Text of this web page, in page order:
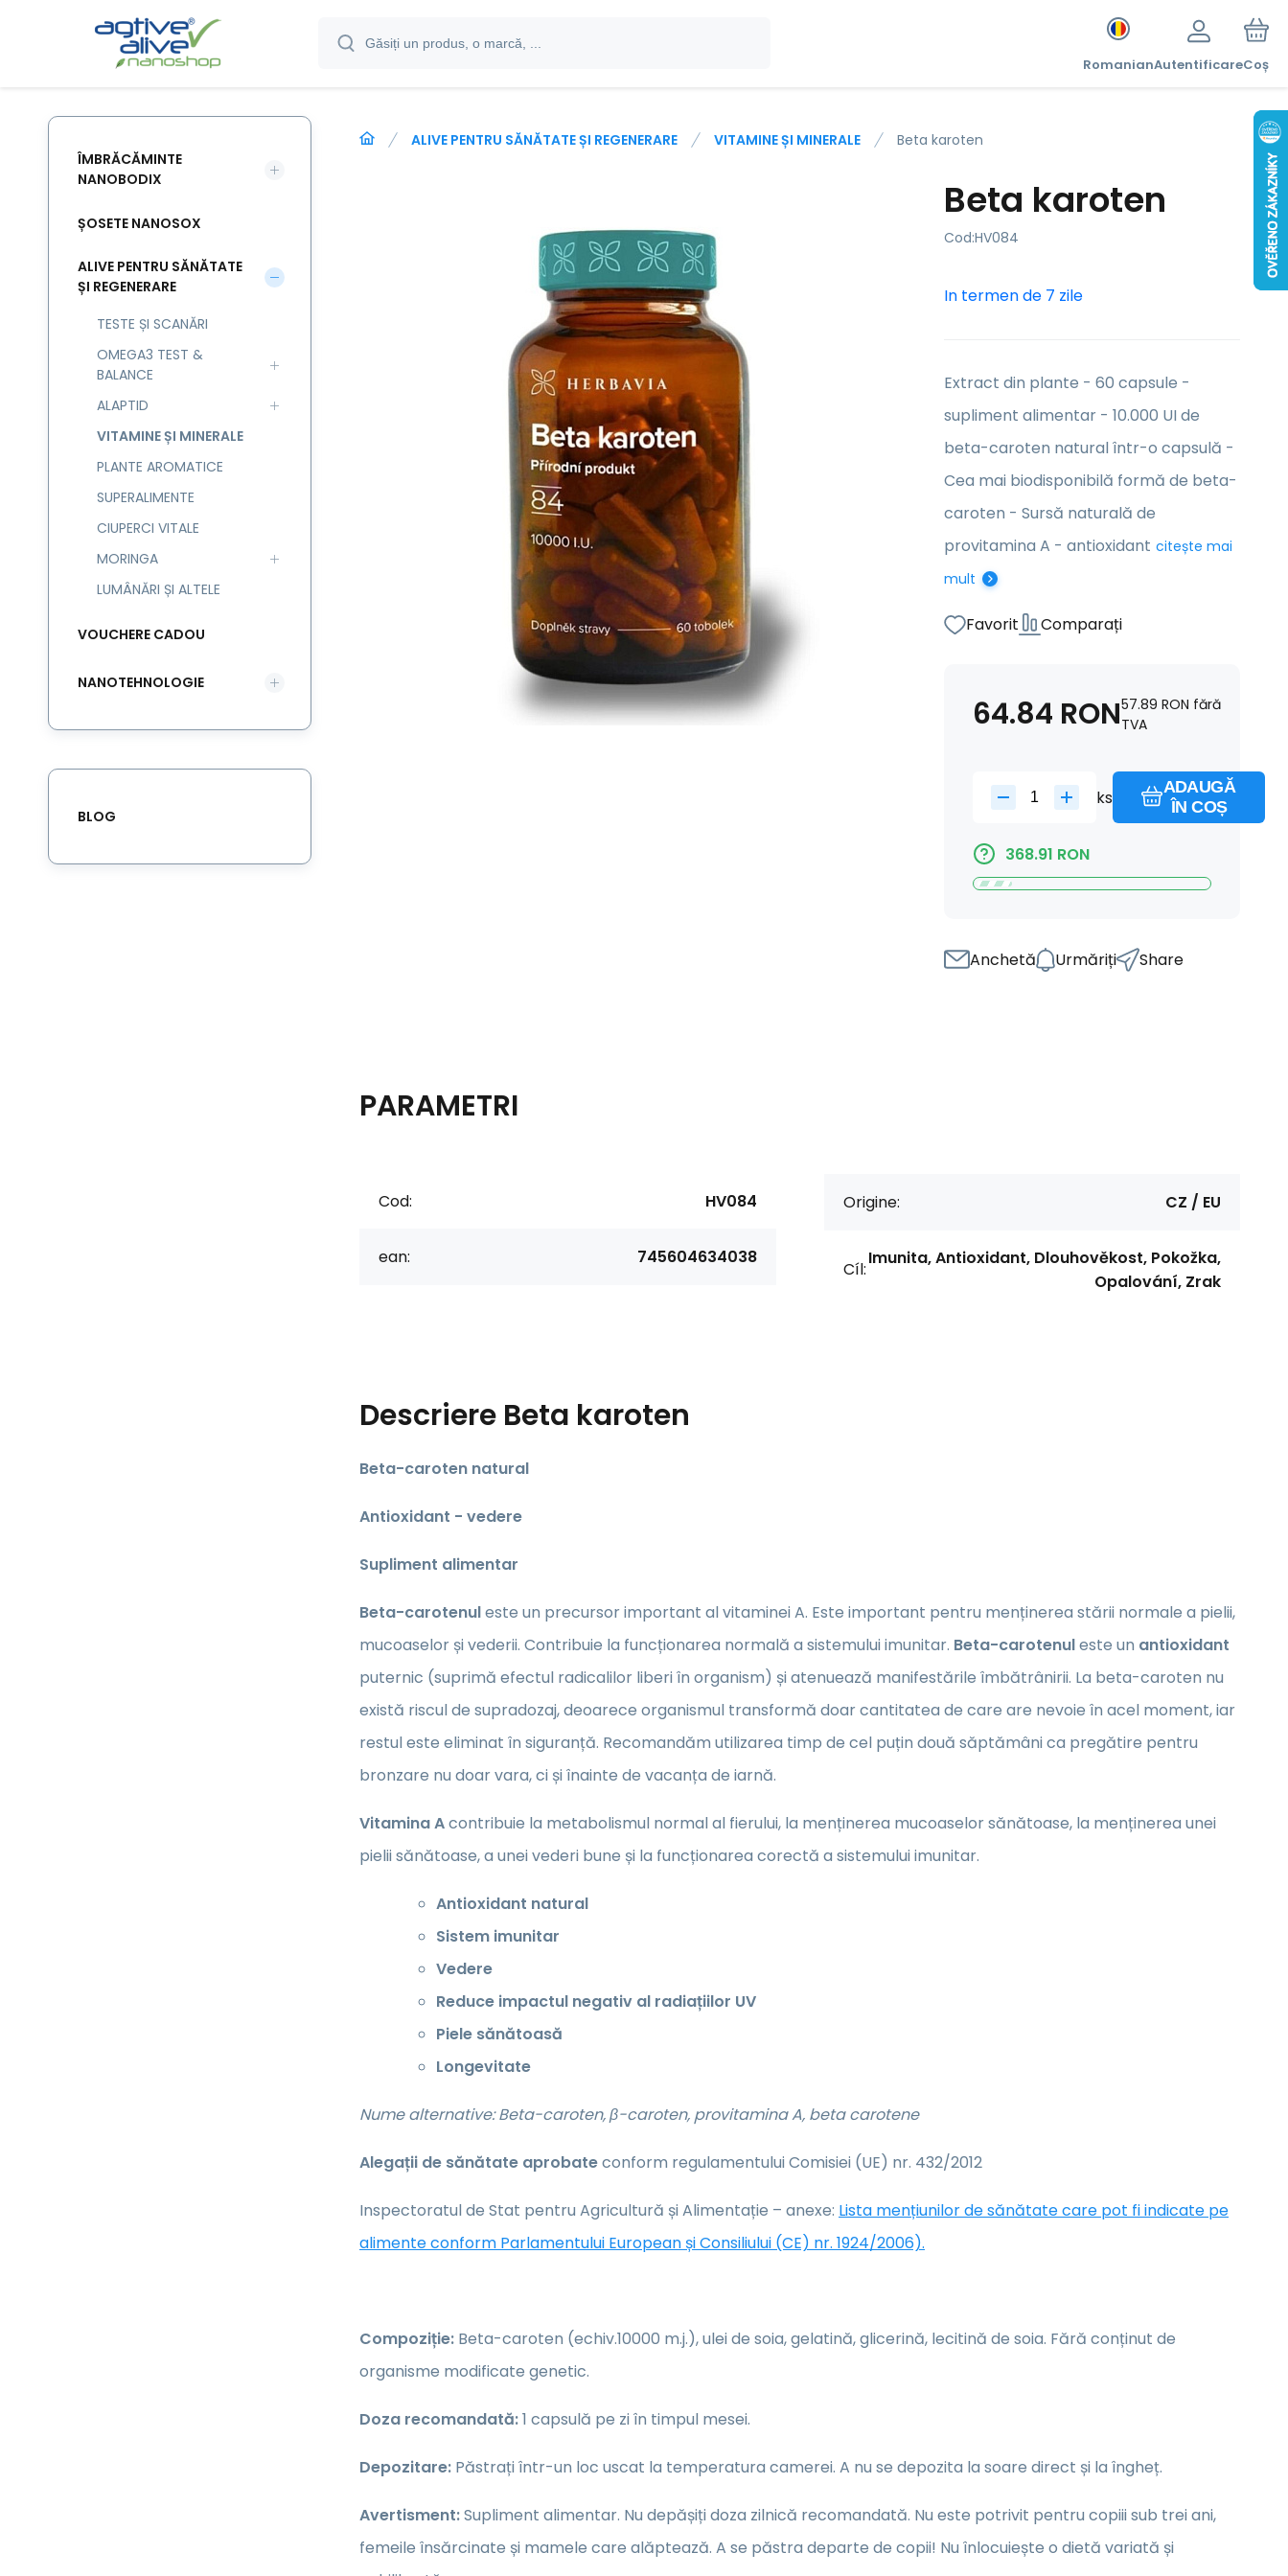
RomanianAutentificareCoș
ALIVE PENTRU SĂNĂTATE ȘI REGENERARE VITAMINE ȘI MINERALE Beta karoten
Beta karoten
Cod:HV084
In termen de 7 zile
Extract din plante - 60 capsule -
supliment alimentar - 10.000 UI de
beta-caroten natural într-o capsulă -
Cea mai biodisponibilă formă de beta-
caroten - Sursă naturală de
provitamina A - antioxidant citește mai
mult
Favorit Comparați
64.84 RON57.89 RON fără
TVA
ks
ADAUGĂ
ÎN COȘ
368.91 RON
Anchetă Urmăriți Share
PARAMETRI
Cod: HV084
ean: 745604634038
Origine: CZ / EU
Cíl:
Imunita, Antioxidant, Dlouhověkost, Pokožka,
Opalování, Zrak
Descriere Beta karoten
Beta-caroten natural
Antioxidant - vedere
Supliment alimentar
Beta-carotenuleste un precursor important al vitaminei A. Este important pentru menținerea stării normale a pielii,
mucoaselor și vederii. Contribuie la funcționarea normală a sistemului imunitar. Beta-carotenuleste un antioxidant
puternic (suprimă efectul radicalilor liberi în organism) și atenuează manifestările îmbătrânirii. La beta-caroten nu
există riscul de supradozaj, deoarece organismul transformă doar cantitatea de care are nevoie în acel moment, iar
restul este eliminat în siguranță. Recomandăm utilizarea timp de cel puțin două săptămâni ca pregătire pentru
bronzare nu doar vara, ci și înainte de vacanța de iarnă.
Vitamina Acontribuie la metabolismul normal al fierului, la menținerea mucoaselor sănătoase, la menținerea unei
pielii sănătoase, a unei vederi bune și la funcționarea corectă a sistemului imunitar.
Antioxidant natural
Sistem imunitar
Vedere
Reduce impactul negativ al radiațiilor UV
Piele sănătoasă
Longevitate
Nume alternative: Beta-caroten, β-caroten, provitamina A, beta carotene
Alegații de sănătate aprobateconform regulamentului Comisiei (UE) nr. 432/2012
Inspectoratul de Stat pentru Agricultură și Alimentație – anexe: Lista mențiunilor de sănătate care pot fi indicate pe
alimente conform Parlamentului European și Consiliului (CE) nr. 1924/2006).
Compoziție: Beta-caroten (echiv.10000 m.j.), ulei de soia, gelatină, glicerină, lecitină de soia. Fără conținut de
organisme modificate genetic.
Doza recomandată:1 capsulă pe zi în timpul mesei.
Depozitare: Păstrați într-un loc uscat la temperatura camerei. A nu se depozita la soare direct și la îngheț.
Avertisment:Supliment alimentar. Nu depășiți doza zilnică recomandată. Nu este potrivit pentru copiii sub trei ani,
femeile însărcinate și mamele care alăptează. A se păstra departe de copii! Nu înlocuiește o dietă variată și
ÎMBRĂCĂMINTE
NANOBODIX
ȘOSETE NANOSOX
ALIVE PENTRU SĂNĂTATE
ȘI REGENERARE
TESTE ȘI SCANĂRI
OMEGA3 TEST &
BALANCE
ALAPTID
VITAMINE ȘI MINERALE
PLANTE AROMATICE
SUPERALIMENTE
CIUPERCI VITALE
MORINGA
LUMÂNĂRI ȘI ALTELE
VOUCHERE CADOU
NANOTEHNOLOGIE
BLOG